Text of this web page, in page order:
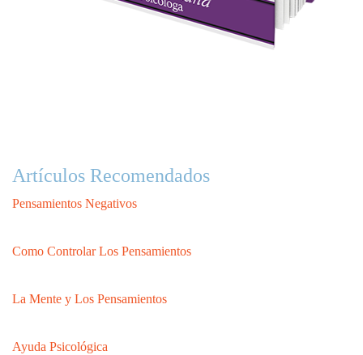
Artículos Recomendados
Pensamientos Negativos
Como Controlar Los Pensamientos
La Mente y Los Pensamientos
Ayuda Psicológica